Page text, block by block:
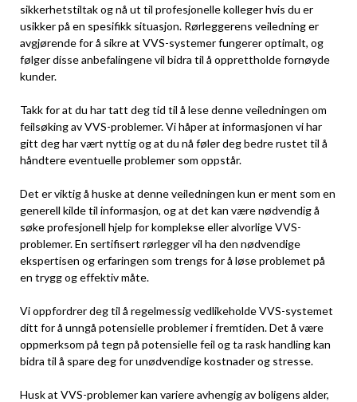
sikkerhetstiltak og nå ut til profesjonelle kolleger hvis du er
usikker på en spesifikk situasjon. ⁤Rørleggerens veiledning er
avgjørende⁣ for å sikre ‌at VVS-systemer fungerer optimalt, og
følger disse anbefalingene⁢ vil bidra til å ⁤opprettholde fornøyde
‍kunder.
Takk for at du har tatt deg ⁣tid til ‍å lese denne veiledningen om
feilsøking av VVS-problemer. Vi håper at informasjonen vi har
gitt deg har vært nyttig og ​at ‌du nå føler deg bedre rustet til å
⁣håndtere eventuelle ⁤problemer som oppstår.
Det er viktig å huske at denne veiledningen kun ⁣er ment som en
generell kilde til informasjon, og⁣ at det kan være nødvendig å
søke​ profesjonell‍ hjelp for komplekse eller alvorlige VVS-
problemer. ⁣En sertifisert ​rørlegger vil ha den nødvendige⁢
ekspertisen​ og erfaringen som trengs for ⁣å løse problemet ⁣på
en trygg⁤ og effektiv måte.
Vi ⁢oppfordrer deg til å regelmessig vedlikeholde VVS-systemet
ditt for å unngå potensielle problemer i ‌fremtiden. Det å være
oppmerksom på tegn på potensielle feil og​ ta ⁢rask handling kan
bidra til‍ å spare⁢ deg for unødvendige kostnader og stresse.
Husk at ⁢VVS-problemer kan variere ‌avhengig av boligens alder,